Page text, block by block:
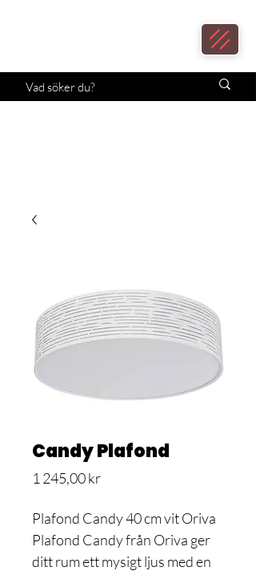
Candy Plafond
1 245,00 krPris
Plafond Candy 40 cm vit Oriva
Plafond Candy från Oriva ger
ditt rum ett mysigt ljus med en